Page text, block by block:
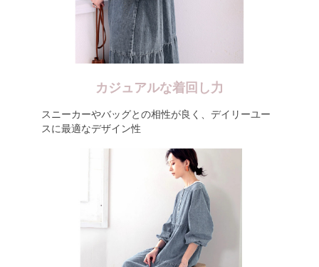
カジュアルな着回し力
スニーカーやバッグとの相性が良く、デイリーユー
スに最適なデザイン性